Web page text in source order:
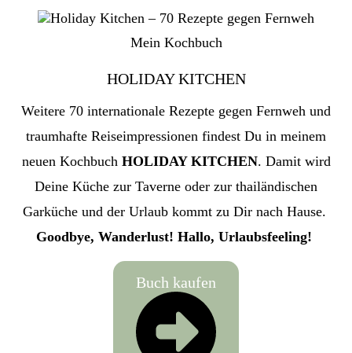
Mein Kochbuch
HOLIDAY KITCHEN
Weitere 70 internationale Rezepte gegen Fernweh und
traumhafte Reiseimpressionen findest Du in meinem
neuen Kochbuch HOLIDAY KITCHEN. Damit wird
Deine Küche zur Taverne oder zur thailändischen
Garküche und der Urlaub kommt zu Dir nach Hause.
Goodbye, Wanderlust! Hallo, Urlaubsfeeling!
Buch kaufen